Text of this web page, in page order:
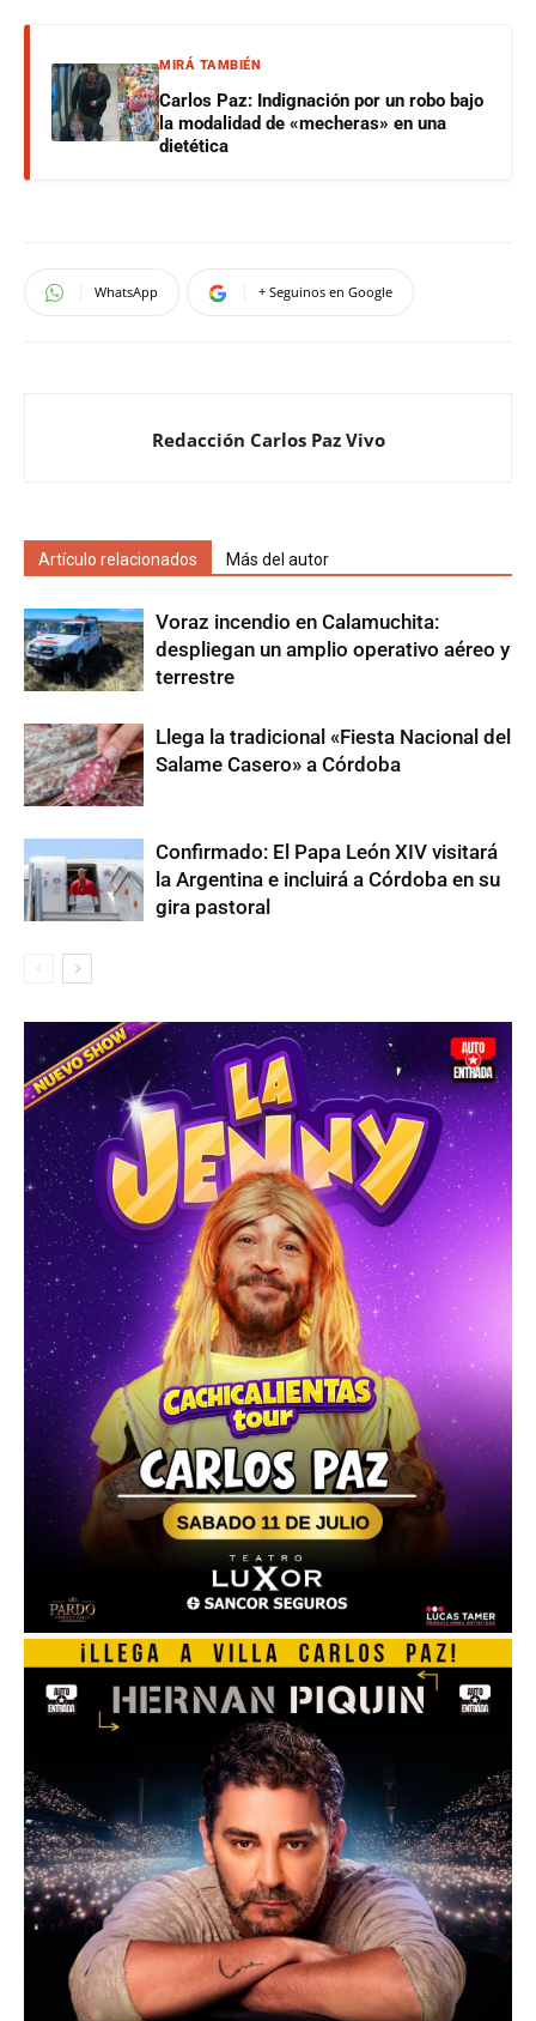
MIRÁ TAMBIÉN
Carlos Paz: Indignación por un robo bajo
la modalidad de «mecheras» en una
dietética
WhatsApp + Seguinos en Google
Redacción Carlos Paz Vivo
Artículo relacionados Más del autor
Voraz incendio en Calamuchita:
despliegan un amplio operativo aéreo y
terrestre
Llega la tradicional «Fiesta Nacional del
Salame Casero» a Córdoba
Confirmado: El Papa León XIV visitará
la Argentina e incluirá a Córdoba en su
gira pastoral